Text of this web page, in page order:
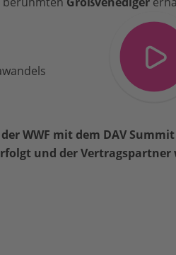
WWF mit dem DAV
und der Vertragspartner